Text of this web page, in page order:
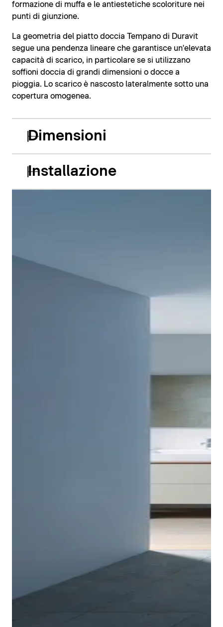
formazione di muffa e le antiestetiche scoloriture nei
punti di giunzione.
La geometria del piatto doccia Tempano di Duravit
segue una pendenza lineare che garantisce un'elevata
capacità di scarico, in particolare se si utilizzano
soffioni doccia di grandi dimensioni o docce a
pioggia. Lo scarico è nascosto lateralmente sotto una
copertura omogenea.
Dimensioni
incassato, su richiesta anche con basamento. La
Installazione